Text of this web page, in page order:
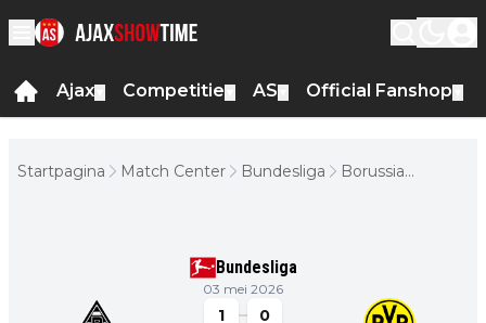
Ajax Competitie AS Official Fanshop
Startpagina Match Center Bundesliga
Borussia
Bundesliga
03 mei 2026
1 0